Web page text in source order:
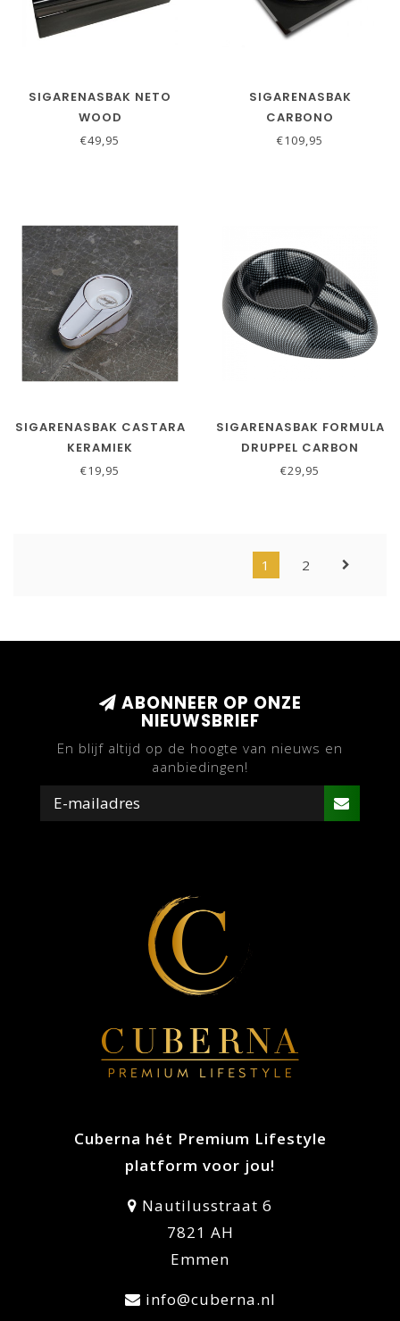
SIGARENASBAK NETO
WOOD
€49,95
SIGARENASBAK
CARBONO
€109,95
SIGARENASBAK CASTARA
KERAMIEK
€19,95
SIGARENASBAK FORMULA
DRUPPEL CARBON
€29,95
1 2
ABONNEER OP ONZE
NIEUWSBRIEF
En blijf altijd op de hoogte van nieuws en
aanbiedingen!
Cuberna hét Premium Lifestyle
platform voor jou!
Nautilusstraat 6
7821 AH
Emmen
info@cuberna.nl